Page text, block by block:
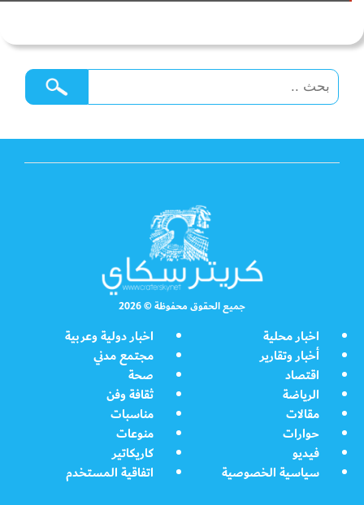
جميع الحقوق محفوظة © 2026
اخبار محلية
اخبار دولية وعربية
أخبار وتقارير
مجتمع مدني
اقتصاد
صحة
الرياضة
ثقافة وفن
مقالات
مناسبات
حوارات
منوعات
فيديو
كاريكاتير
سياسية الخصوصية
اتفاقية المستخدم